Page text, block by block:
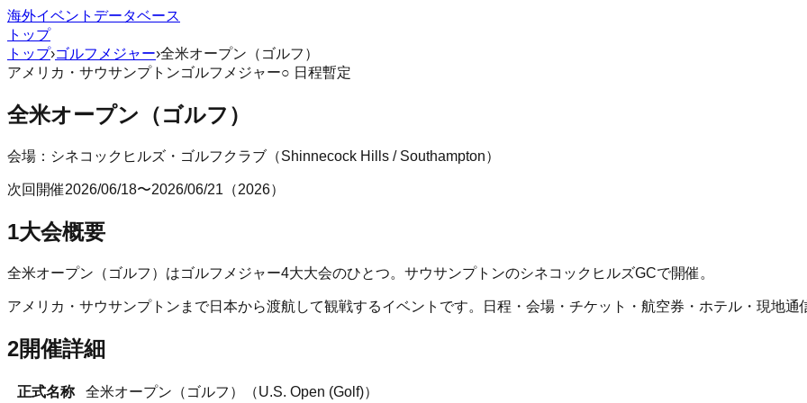
海外イベントデータベース
トップ
トップ›ゴルフメジャー›全米オープン（ゴルフ）
アメリカ ・ サウサンプトンゴルフメジャー○ 日程暫定
全米オープン（ゴルフ）
会場： シネコックヒルズ・ゴルフクラブ （Shinnecock Hills / Southampton）
次回開催2026/06/18〜2026/06/21 （2026）
1大会概要
全米オープン（ゴルフ）はゴルフメジャー4大大会のひとつ。サウサンプトンのシネコックヒルズGCで開催。
アメリカ ・ サウサンプトン まで日本から渡航して観戦するイベントです。日程・会場・チケット・航空券・ホテル・現地通
2開催詳細
正式名称 全米オープン（ゴルフ） （U.S. Open (Golf)）